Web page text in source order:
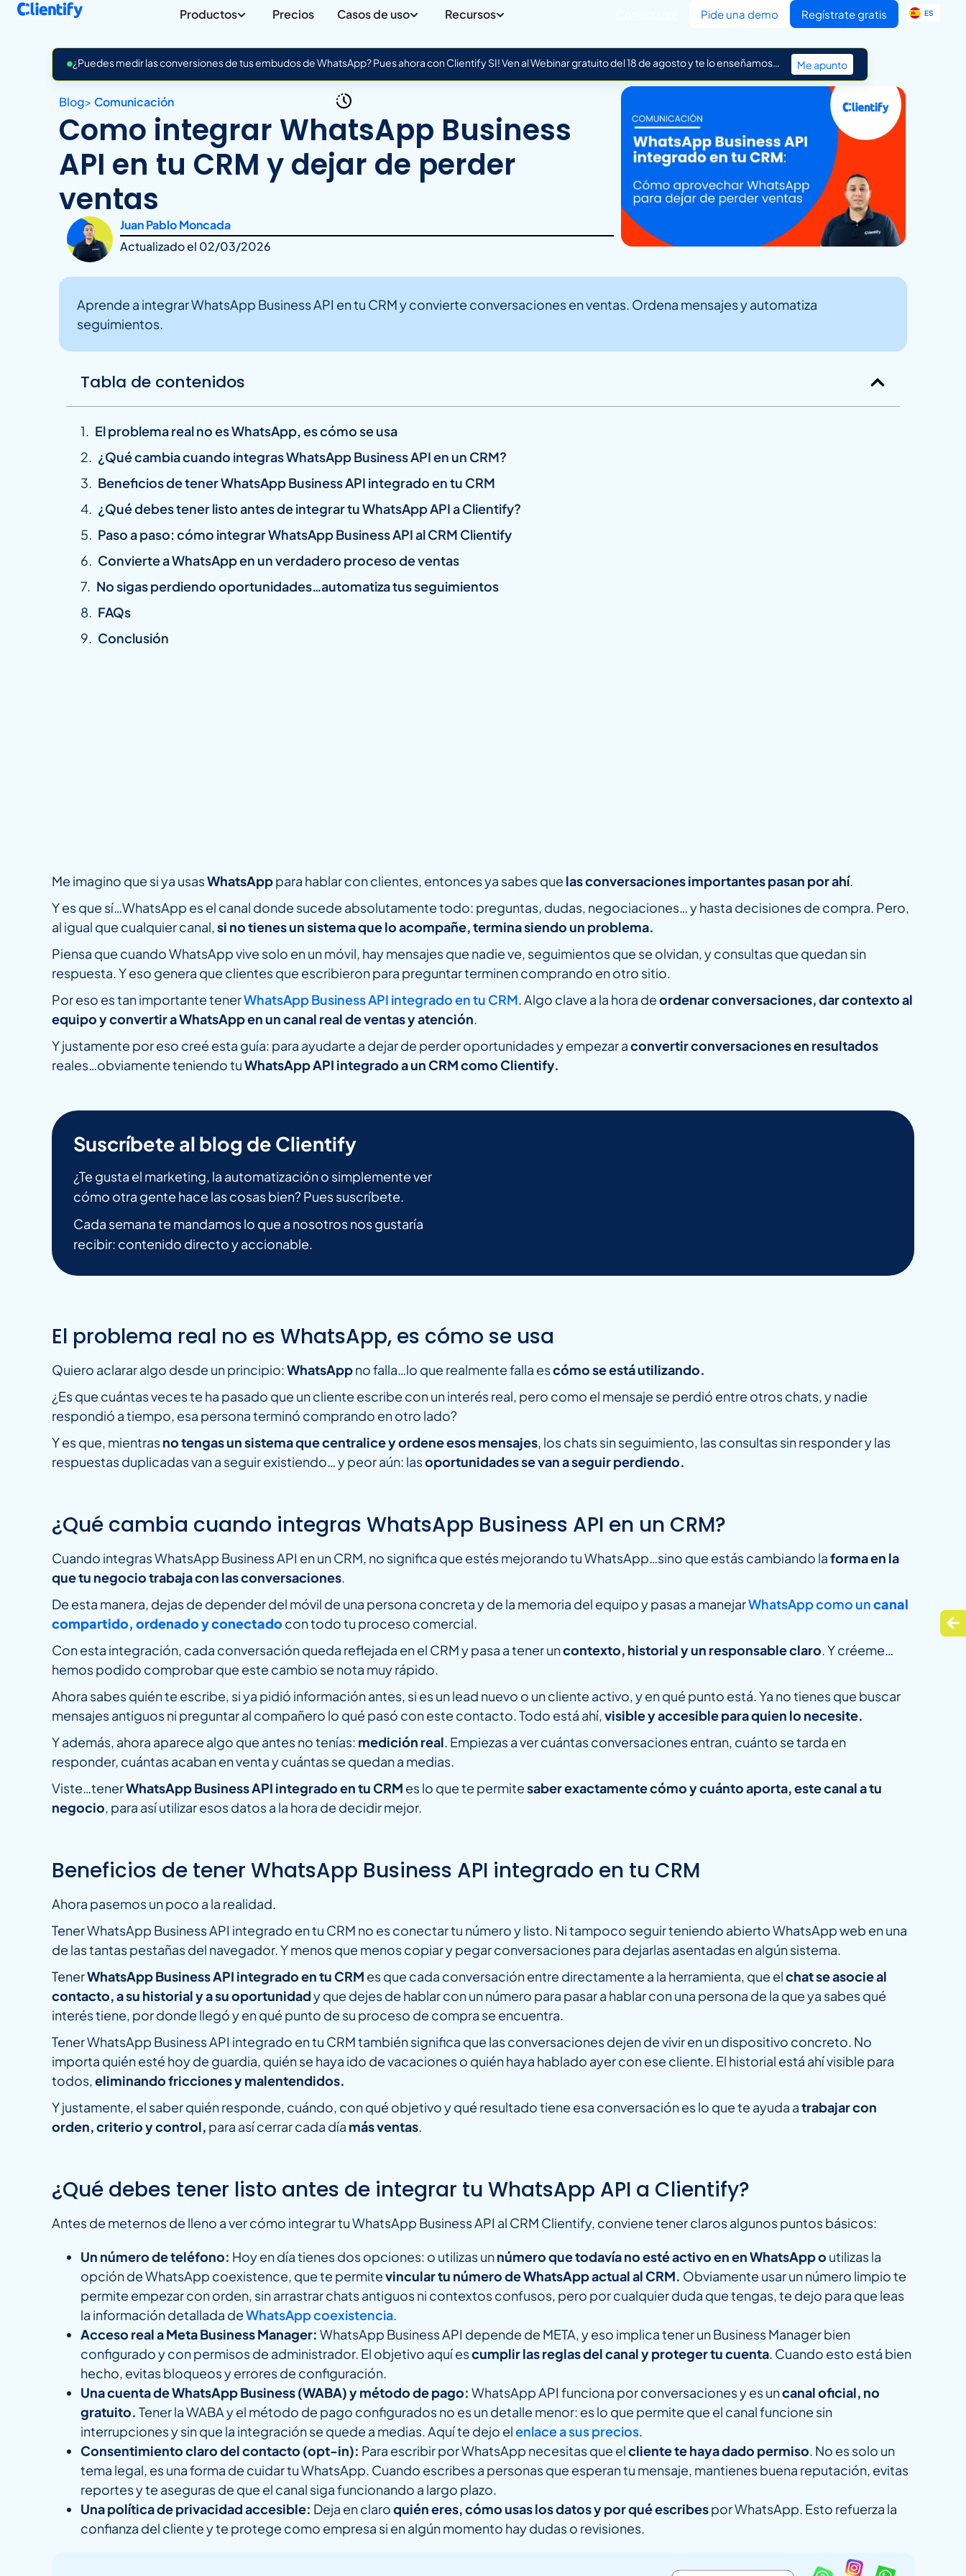
Productos Precios Casos de uso Recursos Pide una demo Regístrate gratis ES
IT
¿Puedes medir las conversiones de tus embudos de WhatsApp? Pues ahora con Clientify SI! Ven al Webinar gratuito del 18 de agosto y te lo enseñamos… Me apunto
Blog> Comunicación
Como integrar WhatsApp Business
API en tu CRM y dejar de perder
ventas
Juan Pablo Moncada
Actualizado el 02/03/2026
Aprende a integrar WhatsApp Business API en tu CRM y convierte conversaciones en ventas. Ordena mensajes y automatiza
seguimientos.
Tabla de contenidos
El problema real no es WhatsApp, es cómo se usa
¿Qué cambia cuando integras WhatsApp Business API en un CRM?
Beneficios de tener WhatsApp Business API integrado en tu CRM
¿Qué debes tener listo antes de integrar tu WhatsApp API a Clientify?
Paso a paso: cómo integrar WhatsApp Business API al CRM Clientify
Convierte a WhatsApp en un verdadero proceso de ventas
No sigas perdiendo oportunidades…automatiza tus seguimientos
FAQs
Conclusión
Me imagino que si ya usasWhatsApppara hablar con clientes, entonces ya sabes que las conversaciones importantes pasan por ahí.
Y es que sí…WhatsApp es el canal donde sucede absolutamente todo: preguntas, dudas, negociaciones… y hasta decisiones de compra. Pero,
al igual que cualquier canal,si no tienes un sistema que lo acompañe, termina siendo un problema.
Piensa que cuando WhatsApp vive solo en un móvil, hay mensajes que nadie ve, seguimientos que se olvidan, y consultas que quedan sin
respuesta. Y eso genera que clientes que escribieron para preguntar terminen comprando en otro sitio.
Por eso es tan importante tenerWhatsApp Business API integrado en tu CRM. Algo clave a la hora deordenar conversaciones, dar contexto al
equipo y convertir a WhatsApp en un canal real de ventas y atención.
Y justamente por eso creé esta guía: para ayudarte a dejar de perder oportunidades y empezar aconvertir conversaciones en resultados
reales…obviamente teniendo tuWhatsApp API integrado a un CRM como Clientify.
Suscríbete al blog de Clientify
¿Te gusta el marketing, la automatización o simplemente ver
cómo otra gente hace las cosas bien? Pues suscríbete.
Cada semana te mandamos lo que a nosotros nos gustaría
recibir: contenido directo y accionable.
El problema real no es WhatsApp, es cómo se usa
Quiero aclarar algo desde un principio:WhatsAppno falla…lo que realmente falla escómo se está utilizando.
¿Es que cuántas veces te ha pasado que un cliente escribe con un interés real, pero como el mensaje se perdió entre otros chats, y nadie
respondió a tiempo, esa persona terminó comprando en otro lado?
Y es que, mientrasno tengas un sistema que centralice y ordene esos mensajes, los chats sin seguimiento, las consultas sin responder y las
respuestas duplicadas van a seguir existiendo… y peor aún: lasoportunidades se van a seguir perdiendo.
¿Qué cambia cuando integras WhatsApp Business API en un CRM?
Cuando integras WhatsApp Business API en un CRM, no significa que estés mejorando tu WhatsApp…sino que estás cambiando laforma en la
que tu negocio trabaja con las conversaciones.
De esta manera, dejas de depender del móvil de una persona concreta y de la memoria del equipo y pasas a manejarWhatsApp como uncanal
compartido, ordenado y conectado con todo tu proceso comercial.
Con esta integración, cada conversación queda reflejada en el CRM y pasa a tener uncontexto, historial y un responsable claro. Y créeme…
hemos podido comprobar que este cambio se nota muy rápido.
Ahora sabes quién te escribe, si ya pidió información antes, si es un lead nuevo o un cliente activo, y en qué punto está. Ya no tienes que buscar
mensajes antiguos ni preguntar al compañero lo qué pasó con este contacto. Todo está ahí,visible y accesible para quien lo necesite.
Y además, ahora aparece algo que antes no tenías: medición real. Empiezas a ver cuántas conversaciones entran, cuánto se tarda en
responder, cuántas acaban en venta y cuántas se quedan a medias.
Viste…tenerWhatsApp Business API integrado en tu CRM es lo que te permitesaber exactamente cómo y cuánto aporta, este canal a tu
negocio, para así utilizar esos datos a la hora de decidir mejor.
Beneficios de tener WhatsApp Business API integrado en tu CRM
Ahora pasemos un poco a la realidad.
Tener WhatsApp Business API integrado en tu CRM no es conectar tu número y listo. Ni tampoco seguir teniendo abierto WhatsApp web en una
de las tantas pestañas del navegador. Y menos que menos copiar y pegar conversaciones para dejarlas asentadas en algún sistema.
TenerWhatsApp Business API integrado en tu CRM es que cada conversación entre directamente a la herramienta, que elchat se asocie al
contacto, a su historial y a su oportunidady que dejes de hablar con un número para pasar a hablar con una persona de la que ya sabes qué
interés tiene, por donde llegó y en qué punto de su proceso de compra se encuentra.
Tener WhatsApp Business API integrado en tu CRM también significa que las conversaciones dejen de vivir en un dispositivo concreto. No
importa quién esté hoy de guardia, quién se haya ido de vacaciones o quién haya hablado ayer con ese cliente. El historial está ahí visible para
todos,eliminando fricciones y malentendidos.
Y justamente, el saber quién responde, cuándo, con qué objetivo y qué resultado tiene esa conversación es lo que te ayuda atrabajar con
orden, criterio y control, para así cerrar cada día más ventas.
¿Qué debes tener listo antes de integrar tu WhatsApp API a Clientify?
Antes de meternos de lleno a ver cómo integrar tu WhatsApp Business API al CRM Clientify, conviene tener claros algunos puntos básicos:
Un número de teléfono: Hoy en día tienes dos opciones: o utilizas unnúmero que todavía no esté activo en en WhatsAppo utilizas la
opción de WhatsApp coexistence, que te permitevincular tu número de WhatsApp actual al CRM. Obviamente usar un número limpio te
permite empezar con orden, sin arrastrar chats antiguos ni contextos confusos, pero por cualquier duda que tengas, te dejo para que leas
la información detallada deWhatsApp coexistencia.
Acceso real a Meta Business Manager: WhatsApp Business API depende de META, y eso implica tener un Business Manager bien
configurado y con permisos de administrador. El objetivo aquí escumplir las reglas del canal y proteger tu cuenta. Cuando esto está bien
hecho, evitas bloqueos y errores de configuración.
Una cuenta de WhatsApp Business (WABA) y método de pago: WhatsApp API funciona por conversaciones y es uncanal oficial, no
gratuito. Tener la WABA y el método de pago configurados no es un detalle menor: es lo que permite que el canal funcione sin
interrupciones y sin que la integración se quede a medias. Aquí te dejo elenlace a sus precios.
Consentimiento claro del contacto (opt-in): Para escribir por WhatsApp necesitas que elcliente te haya dado permiso. No es solo un
tema legal, es una forma de cuidar tu WhatsApp. Cuando escribes a personas que esperan tu mensaje, mantienes buena reputación, evitas
reportes y te aseguras de que el canal siga funcionando a largo plazo.
Una política de privacidad accesible: Deja en claroquién eres, cómo usas los datos y por qué escribespor WhatsApp. Esto refuerza la
confianza del cliente y te protege como empresa si en algún momento hay dudas o revisiones.